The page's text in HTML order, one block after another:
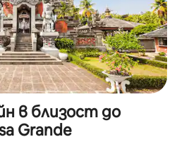
в близост до
Grande